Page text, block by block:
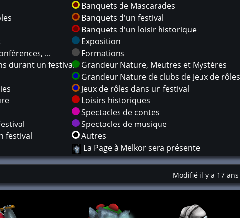
Banquets de Mascarades
Banquets d'un festival
Banquets d'un loisir historique
Exposition
...
Formations
durant un festival
Grandeur Nature, Meutres et Mystères
Grandeur Nature de clubs de Jeux de rôles
Jeux de rôles dans un festival
Loisirs historiques
Spectacles de contes
Spectacles de musique
festival
Autres
La Page à Melkor sera présente
Modifié il y a 17 ans